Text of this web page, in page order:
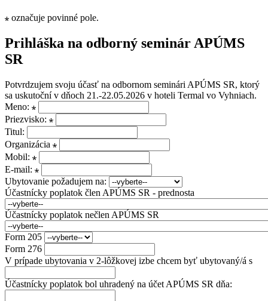
označuje povinné pole.
Prihláška na odborný seminár APÚMS
SR
Potvrdzujem svoju účasť na odbornom seminári APÚMS SR, ktorý
sa uskutoční v dňoch 21.-22.05.2026 v hoteli Termal vo Vyhniach.
Meno:
Priezvisko:
Titul:
Organizácia
Mobil:
E-mail:
Ubytovanie požadujem na:
Účastnícky poplatok člen APÚMS SR - prednosta
Účastnícky poplatok nečlen APÚMS SR
Form 205
Form 276
V prípade ubytovania v 2-lôžkovej izbe chcem byť ubytovaný/á s
Účastnícky poplatok bol uhradený na účet APÚMS SR dňa: